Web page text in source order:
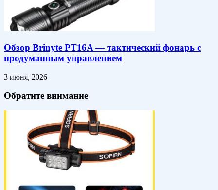
Обзор Brinyte PT16A — тактический фонарь с
продуманным управлением
3 июня, 2026
Обратите внимание